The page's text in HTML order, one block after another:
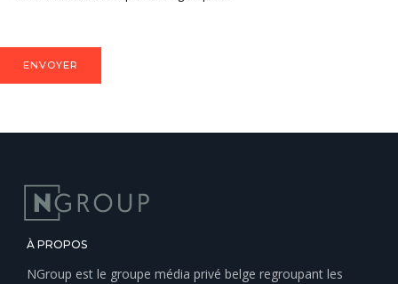
ENVOYER
À PROPOS
NGroup est le groupe média privé belge regroupant les